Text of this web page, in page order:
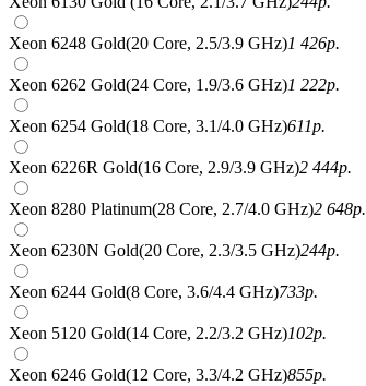
Xeon 6248 Gold(20 Core, 2.5/3.9 GHz)1 426р.
Xeon 6262 Gold(24 Core, 1.9/3.6 GHz)1 222р.
Xeon 6254 Gold(18 Core, 3.1/4.0 GHz)611р.
Xeon 6226R Gold(16 Core, 2.9/3.9 GHz)2 444р.
Xeon 8280 Platinum(28 Core, 2.7/4.0 GHz)2 648р.
Xeon 6230N Gold(20 Core, 2.3/3.5 GHz)244р.
Xeon 6244 Gold(8 Core, 3.6/4.4 GHz)733р.
Xeon 5120 Gold(14 Core, 2.2/3.2 GHz)102р.
Xeon 6246 Gold(12 Core, 3.3/4.2 GHz)855р.